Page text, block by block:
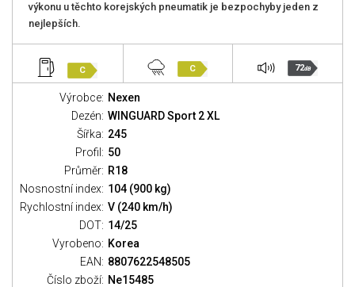
výkonu u těchto korejských pneumatik je bezpochyby jeden z
nejlepších.
C C 72dB
Výrobce: Nexen
Dezén: WINGUARD Sport 2 XL
Šířka: 245
Profil: 50
Průměr: R18
Nosnostní index: 104 (900 kg)
Rychlostní index: V (240 km/h)
DOT: 14/25
Vyrobeno: Korea
EAN: 8807622548505
Číslo zboží: Ne15485